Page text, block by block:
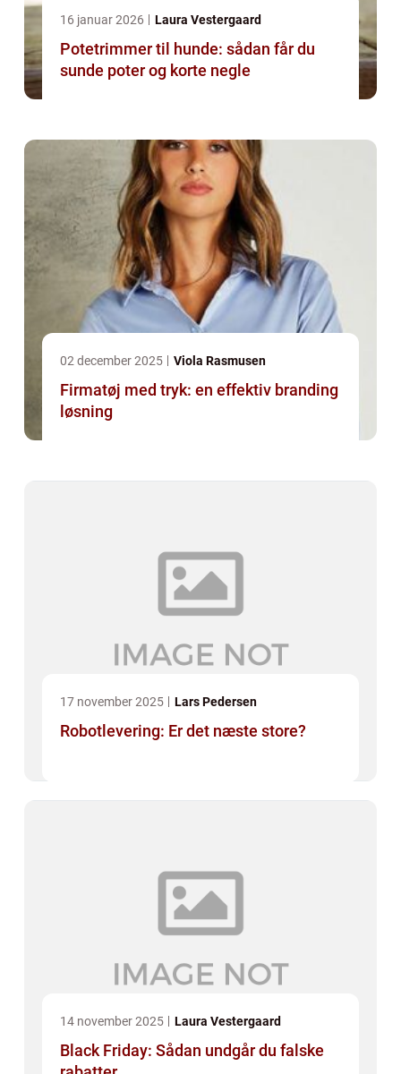
16 januar 2026 Laura Vestergaard
Potetrimmer til hunde: sådan får du
sunde poter og korte negle
02 december 2025 Viola Rasmusen
Firmatøj med tryk: en effektiv branding
løsning
17 november 2025 Lars Pedersen
Robotlevering: Er det næste store?
14 november 2025 Laura Vestergaard
Black Friday: Sådan undgår du falske